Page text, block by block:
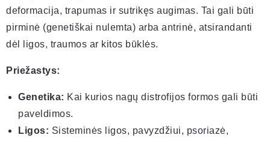
deformacija, trapumas ir sutrikęs augimas. Tai gali būti
pirminė (genetiškai nulemta) arba antrinė, atsirandanti
dėl ligos, traumos ar kitos būklės.
Priežastys:
Genetika: Kai kurios nagų distrofijos formos gali būti
paveldimos.
Ligos: Sisteminės ligos, pavyzdžiui, psoriazė,